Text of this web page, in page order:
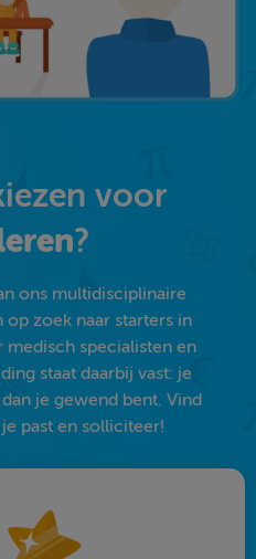
voor
?
ons multidisciplinaire
op zoek naar starters in
medisch specialisten en
staat daarbij vast: je
je gewend bent. Vind
past en solliciteer!